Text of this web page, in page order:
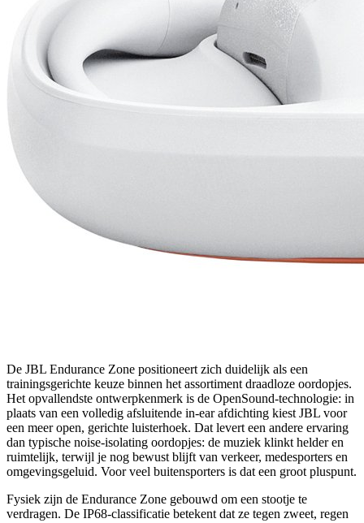
De JBL Endurance Zone positioneert zich duidelijk als een
trainingsgerichte keuze binnen het assortiment draadloze oordopjes.
Het opvallendste ontwerpkenmerk is de OpenSound-technologie: in
plaats van een volledig afsluitende in-ear afdichting kiest JBL voor
een meer open, gerichte luisterhoek. Dat levert een andere ervaring
dan typische noise-isolating oordopjes: de muziek klinkt helder en
ruimtelijk, terwijl je nog bewust blijft van verkeer, medesporters en
omgevingsgeluid. Voor veel buitensporters is dat een groot pluspunt.
Fysiek zijn de Endurance Zone gebouwd om een stootje te
verdragen. De IP68-classificatie betekent dat ze tegen zweet, regen